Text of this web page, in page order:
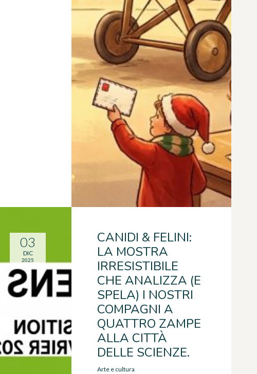
CANIDI & FELINI:
LA MOSTRA
IRRESISTIBILE
CHE ANALIZZA (E
SPELA) I NOSTRI
COMPAGNI A
QUATTRO ZAMPE
ALLA CITTÀ
DELLE SCIENZE.
Arte e cultura
03
DIC
2025